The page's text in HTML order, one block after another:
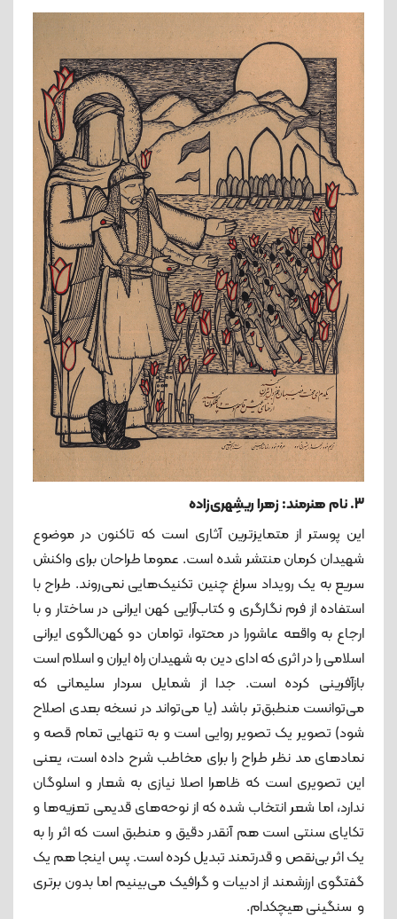
3. نام هنرمند: زهرا ریشِهری‌زاده
این پوستر از متمایزترین آثاری است که تاکنون در موضوع
شهیدان کرمان منتشر شده است. عموما طراحان برای واکنش
سریع به یک رویداد سراغ چنین تکنیک‌هایی نمی‌روند. طراح با
استفاده از فرم نگارگری و کتاب‌آرایی کهن ایرانی در ساختار و با
ارجاع به واقعه عاشورا در محتوا، توامان دو کهن‌الگوی ایرانی
اسلامی را در اثری که ادای دین به شهیدان راه ایران و اسلام است
بازآفرینی کرده است. جدا از شمایل سردار سلیمانی که
می‌توانست منطبق‌تر باشد (یا می‌تواند در نسخه بعدی اصلاح
شود) تصویر یک تصویر روایی است و به تنهایی تمام قصه و
نمادهای مد نظر طراح را برای مخاطب شرح داده است، یعنی
این تصویری است که ظاهرا اصلا نیازی به شعار و اسلوگان
ندارد، اما شعر انتخاب شده که از نوحه‌های قدیمی تعزیه‌ها و
تکایای سنتی است هم آنقدر دقیق و منطبق است که اثر را به
یک اثر بی‌نقص و قدرتمند تبدیل کرده است. پس اینجا هم یک
گفتگوی ارزشمند از ادبیات و گرافیک می‌بینیم اما بدون برتری
و سنگینی هیچکدام.